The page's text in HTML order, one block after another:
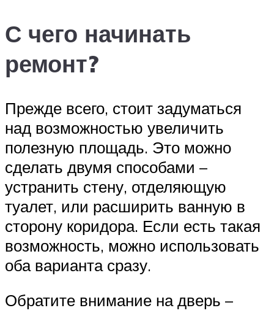
С чего начинать
ремонт?
Прежде всего, стоит задуматься
над возможностью увеличить
полезную площадь. Это можно
сделать двумя способами –
устранить стену, отделяющую
туалет, или расширить ванную в
сторону коридора. Если есть такая
возможность, можно использовать
оба варианта сразу.
Обратите внимание на дверь –